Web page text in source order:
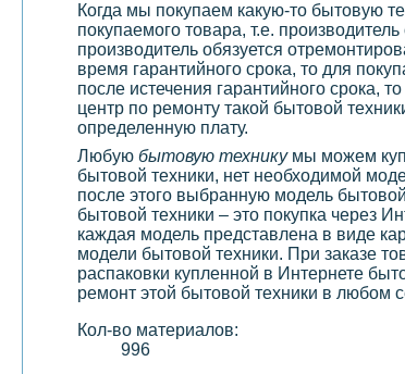
Когда мы покупаем какую-то бытовую
покупаемого товара, т.е.
производитель обязуется
время гарантийного срока, то для
после истечения гарантийного срока,
центр по ремонту такой бытовой
определенную плату.
Любую бытовую техникумы можем
бытовой техники, нет необходимой
после этого выбранную модель
бытовой техники – это покупка через
каждая модель представлена в виде
модели бытовой техники. При заказе
распаковки купленной в Интернете
ремонт этой бытовой техники в любом
Кол-во материалов:
996